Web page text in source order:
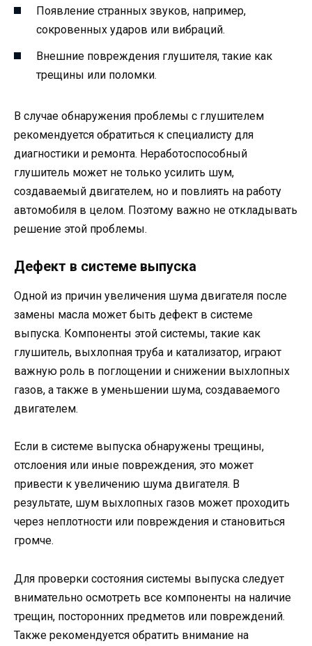
Появление странных звуков, например,
сокровенных ударов или вибраций.
Внешние повреждения глушителя, такие как
трещины или поломки.
В случае обнаружения проблемы с глушителем
рекомендуется обратиться к специалисту для
диагностики и ремонта. Неработоспособный
глушитель может не только усилить шум,
создаваемый двигателем, но и повлиять на работу
автомобиля в целом. Поэтому важно не откладывать
решение этой проблемы.
Дефект в системе выпуска
Одной из причин увеличения шума двигателя после
замены масла может быть дефект в системе
выпуска. Компоненты этой системы, такие как
глушитель, выхлопная труба и катализатор, играют
важную роль в поглощении и снижении выхлопных
газов, а также в уменьшении шума, создаваемого
двигателем.
Если в системе выпуска обнаружены трещины,
отслоения или иные повреждения, это может
привести к увеличению шума двигателя. В
результате, шум выхлопных газов может проходить
через неплотности или повреждения и становиться
громче.
Для проверки состояния системы выпуска следует
внимательно осмотреть все компоненты на наличие
трещин, посторонних предметов или повреждений.
Также рекомендуется обратить внимание на